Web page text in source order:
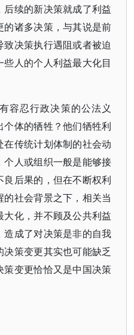
续的新决策就成了利益
诸多决策，与其说是前
决策执行遇阻或者被迫
人的个人利益最大化目
容忍行政决策的公法义
体的牺牲？他们牺牲利
传统计划体制的社会动
个人或组织一般是能够接
后果的，但在不断权利
社会背景之下，相关当
化，并不顾及公共利益
成了对决策是非的自我
策变更其实也可能缺乏
变更恰恰又是中国决策